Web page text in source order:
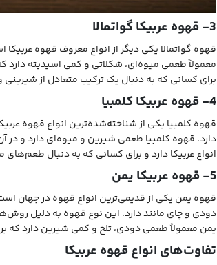
3- قهوه عربیکا گواتمالا
قهوه گواتمالا یکی دیگر از انواع معروف قهوه
معمولاً طعمی میوه‌ای، شکلاتی و کمی اسیدیته
برای کسانی که به دنبال یک ترکیب متعادل از
4- قهوه عربیکا کلمبیا
قهوه کلمبیا یکی از شناخته‌شده‌ترین انواع قهوه
دارد. قهوه کلمبیا طعمی شیرین و میوه‌ای دارد و
انواع عربیکا دارد و برای کسانی که به دنبال
5- قهوه عربیکا یمن
قهوه یمن یکی از قدیمی‌ترین انواع قهوه در جهان
دودی و چای مانند دارد. این نوع قهوه به دلیل
یمن معمولاً طعمی دودی، تلخ و کمی شیرین دارد
تفاوت‌های انواع قهوه عربیکا